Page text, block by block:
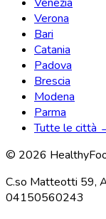
Venezia
Verona
Bari
Catania
Padova
Brescia
Modena
Parma
Tutte le città
© 2026
C.so Matteotti 59,
04150560243